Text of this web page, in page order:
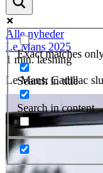
Exact matches
Search in title
Search in content
Alle nyheder
Le Mans 2025
1 min. læsning
Le Mans: Cadillac